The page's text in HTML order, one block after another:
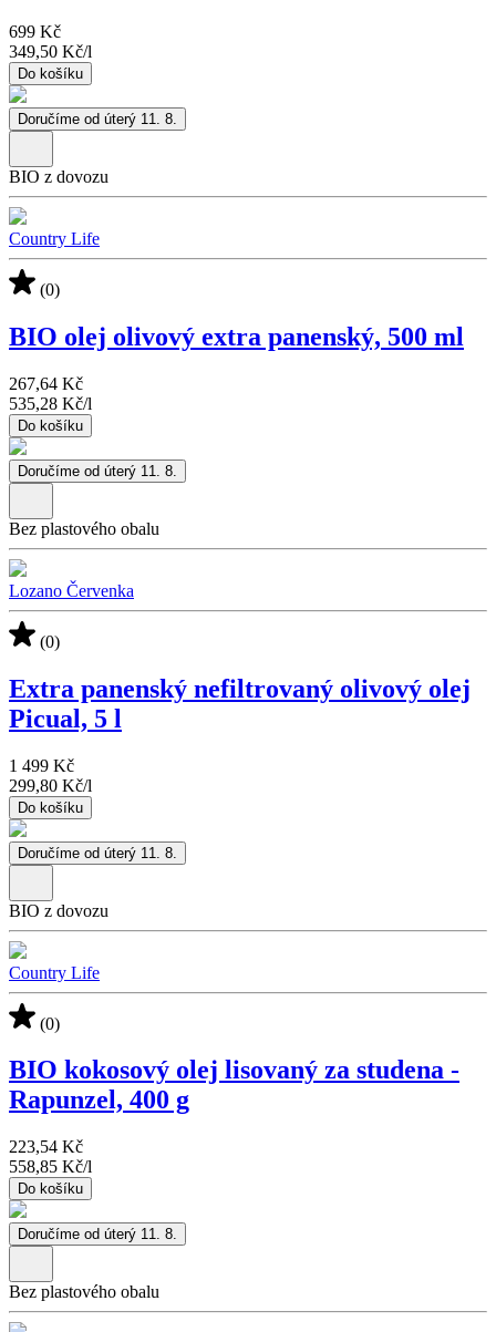
699 Kč
349,50 Kč/l
Do košíku
Doručíme od úterý 11. 8.
BIO z dovozu
Country Life
(0)
BIO olej olivový extra panenský, 500 ml
267,64 Kč
535,28 Kč/l
Do košíku
Doručíme od úterý 11. 8.
Bez plastového obalu
Lozano Červenka
(0)
Extra panenský nefiltrovaný olivový olej
Picual, 5 l
1 499 Kč
299,80 Kč/l
Do košíku
Doručíme od úterý 11. 8.
BIO z dovozu
Country Life
(0)
BIO kokosový olej lisovaný za studena -
Rapunzel, 400 g
223,54 Kč
558,85 Kč/l
Do košíku
Doručíme od úterý 11. 8.
Bez plastového obalu